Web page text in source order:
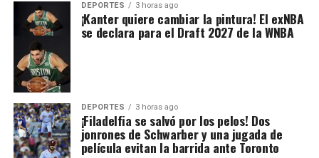
DEPORTES 3 horas ago
¡Kanter quiere cambiar la pintura! El exNBA
se declara para el Draft 2027 de la WNBA
DEPORTES 3 horas ago
¡Filadelfia se salvó por los pelos! Dos
jonrones de Schwarber y una jugada de
película evitan la barrida ante Toronto